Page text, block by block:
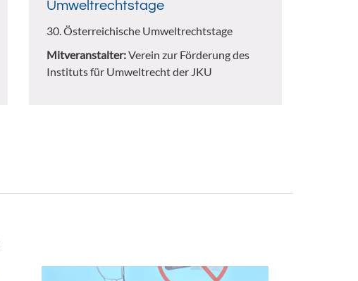
Umweltrechtstage
30. Österreichische Umweltrechtstage
Mitveranstalter:Verein zur Förderung des
Instituts für Umweltrecht der JKU